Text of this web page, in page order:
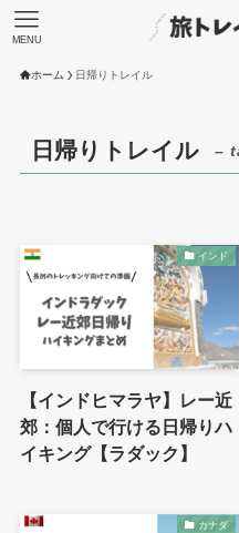
MENU
ホーム 日帰りトレイル
日帰りトレイル –
インド
【インドヒマラヤ】レー近
郊：個人で行ける日帰りハ
イキング【ラダック】
カナダ